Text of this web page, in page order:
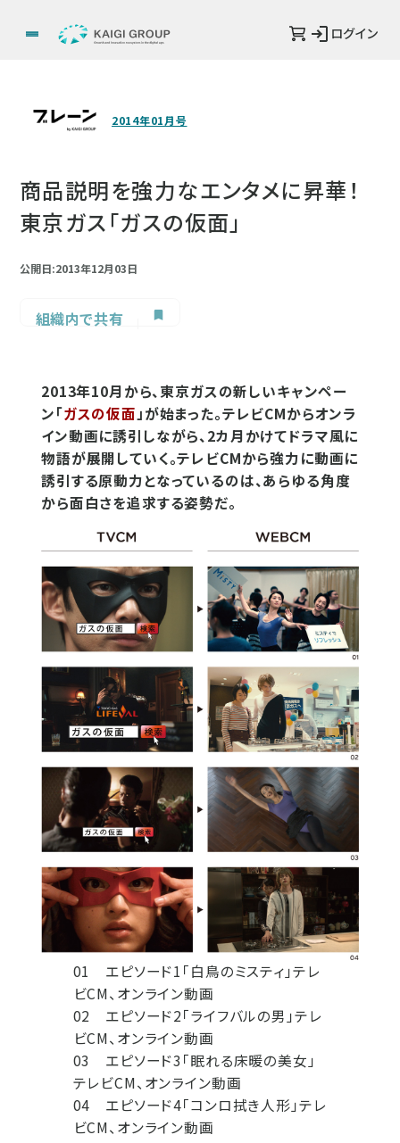
ログイン
2014年01月号
商品説明を強力なエンタメに昇華！
東京ガス「ガスの仮面」
公開日:2013年12月03日
組織内で共有
2013年10月から、東京ガスの新しいキャンペー
ン「ガスの仮面」が始まった。テレビCMからオンラ
イン動画に誘引しながら、2カ月かけてドラマ風に
物語が展開していく。テレビCMから強力に動画に
誘引する原動力となっているのは、あらゆる角度
から面白さを追求する姿勢だ。
01 エピソード1「白鳥のミスティ」テレ
ビCM、オンライン動画
02 エピソード2「ライフバルの男」テレ
ビCM、オンライン動画
03 エピソード3「眠れる床暖の美女」
テレビCM、オンライン動画
04 エピソード4「コンロ拭き人形」テレ
ビCM、オンライン動画